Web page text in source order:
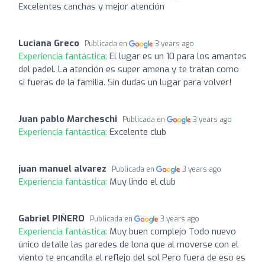
Excelentes canchas y mejor atención
Luciana Greco Publicada en 3 years ago
Experiencia fantástica: El lugar es un 10 para los amantes
del padel. La atención es super amena y te tratan como
si fueras de la familia. Sin dudas un lugar para volver!
Juan pablo Marcheschi Publicada en 3 years ago
Experiencia fantástica: Excelente club
juan manuel alvarez Publicada en 3 years ago
Experiencia fantástica: Muy lindo el club
Gabriel PIÑERO Publicada en 3 years ago
Experiencia fantástica: Muy buen complejo Todo nuevo
único detalle las paredes de lona que al moverse con el
viento te encandila el reflejo del sol Pero fuera de eso es